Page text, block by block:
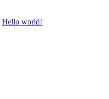
Hello world!